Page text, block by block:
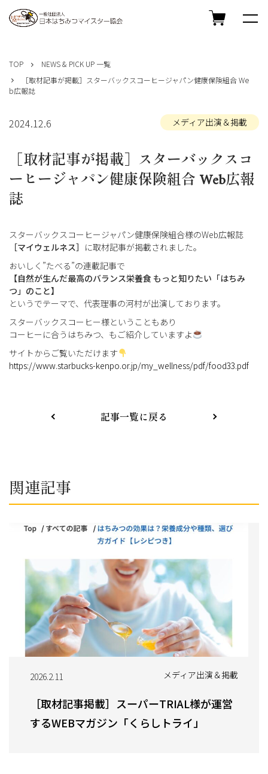
TOP
NEWS & PICK UP 一覧
［取材記事が掲載］スターバックスコーヒージャパン健康保険組合 We
b広報誌
2024.12.6 メディア出演＆掲載
［取材記事が掲載］スターバックスコ
ーヒージャパン健康保険組合 Web広報
誌
スターバックスコーヒージャパン健康保険組合様のWeb広報誌
［マイウェルネス］ に取材記事が掲載されました。
おいしく”たべる”の連載記事で
【自然が生んだ最高のバランス栄養食 もっと知りたい「はちみ
つ」のこと】
というでテーマで、代表理事の河村が出演しております。
スターバックスコーヒー様ということもあり
コーヒーに合うはちみつ、もご紹介していますよ
サイトからご覧いただけます
https://www.starbucks-kenpo.or.jp/my_wellness/pdf/food33.pdf
記事一覧に戻る
関連記事
2026.2.11 メディア出演＆掲載
［取材記事掲載］スーパーTRIAL様が運営
するWEBマガジン「くらしトライ」